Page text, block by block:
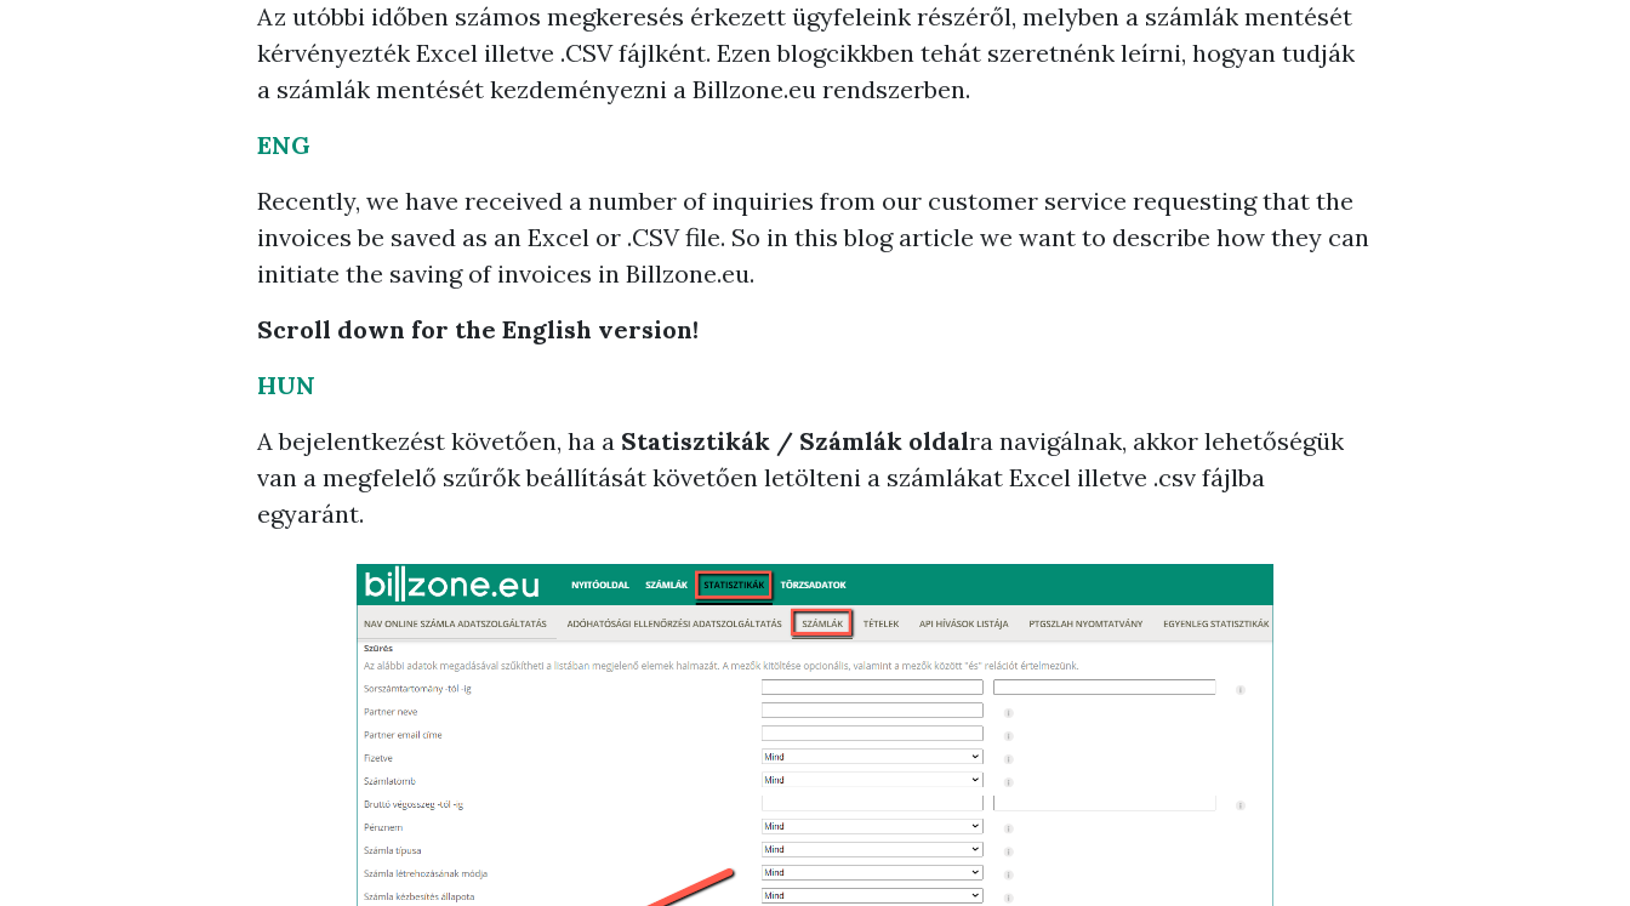
Az utóbbi időben számos megkeresés érkezett ügyfeleink részéről, melyben a számlák mentését
kérvényezték Excel illetve .CSV fájlként. Ezen blogcikkben tehát szeretnénk leírni, hogyan tudják
a számlák mentését kezdeményezni a Billzone.eu rendszerben.
ENG
Recently, we have received a number of inquiries from our customer service requesting that the
invoices be saved as an Excel or .CSV file. So in this blog article we want to describe how they can
initiate the saving of invoices in Billzone.eu.
Scroll down for the English version!
HUN
A bejelentkezést követően, ha a Statisztikák / Számlák oldalra navigálnak, akkor lehetőségük
van a megfelelő szűrők beállítását követően letölteni a számlákat Excel illetve .csv fájlba
egyaránt.